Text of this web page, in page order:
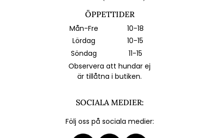
ÖPPETTIDER
Mån-Fre
10-18
Lördag
10-15
Söndag
11-15
Observera att hundar ej
är tillåtna i butiken.
SOCIALA MEDIER:
Följ oss på sociala medier: